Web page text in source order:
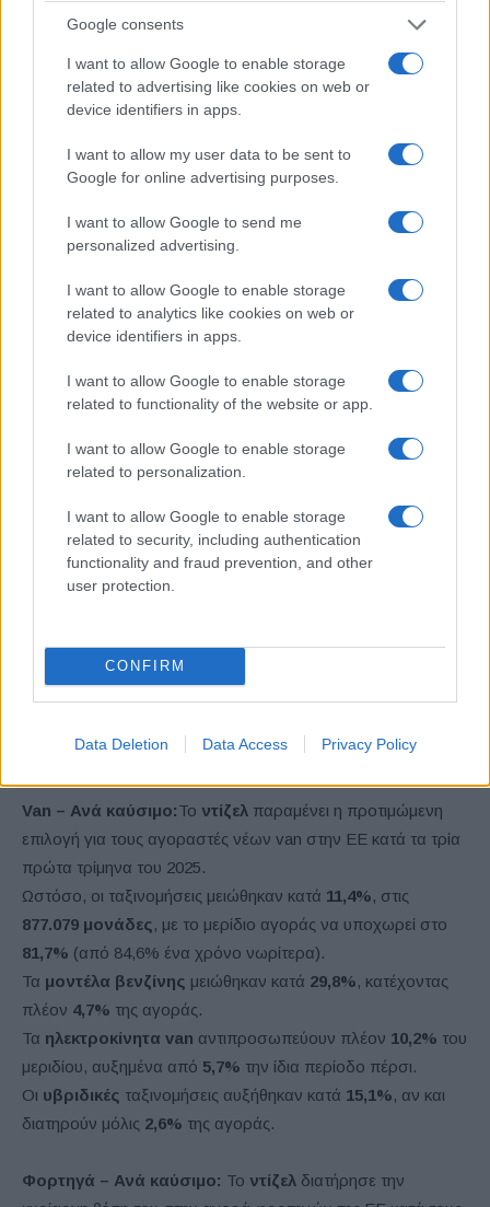
Google consents
I want to allow Google to enable storage
related to advertising like cookies on web or
device identifiers in apps.
I want to allow my user data to be sent to
Google for online advertising purposes.
I want to allow Google to send me
personalized advertising.
I want to allow Google to enable storage
related to analytics like cookies on web or
device identifiers in apps.
I want to allow Google to enable storage
related to functionality of the website or app.
I want to allow Google to enable storage
related to personalization.
I want to allow Google to enable storage
related to security, including authentication
functionality and fraud prevention, and other
user protection.
CONFIRM
Data Deletion Data Access Privacy Policy
Φορτηγά:
μειώθηκαν επίσης κατά9,8%, φθάνοντας συνολικά τις
225.483 μονάδες.
Η πτώση αυτή οφείλεται κυρίως στη μείωση κατά
ταξινομήσεων βαρέων φορτηγών και κατά13,5% της
ζήτησης για μεσαία φορτηγά. Όλες οι μεγάλες αγορές
-17,9%) και τη
-13,4% ) να καταγράφουν διψήφιες μειώσεις.
Λεωφορεία:Αντίθετα, οι νέες ταξινομήσεις λεωφορείων
στην ΕΕ αυξήθηκαν κατά3,6%μέχρι το τέλος του γ΄
τριμήνου του 2025, φθάνοντας συνολικά τις
μονάδες.
Μεταξύ των μεγάλων αγορών, την αύξηση οδήγησαν η
), ενώ ηΙταλία
), η Ισπανία -11,3% Γαλλία -4,5%)
Van – Ανά καύσιμο:Το ντίζελ παραμένει η προτιμώμενη
επιλογή για τους αγοραστές νέων van στην ΕΕ κατά τα τρία
πρώτα τρίμηνα του 2025.
Ωστόσο, οι ταξινομήσεις μειώθηκαν κατά 11,4%, στις
877.079 μονάδες , με το μερίδιο αγοράς να υποχωρεί στο
81,7% (από 84,6% ένα χρόνο νωρίτερα).
Τα μοντέλα βενζίνης μειώθηκαν κατά 29,8%, κατέχοντας
πλέον 4,7% της αγοράς.
Τα ηλεκτροκίνητα van αντιπροσωπεύουν πλέον 10,2% του
μεριδίου, αυξημένα από 5,7% την ίδια περίοδο πέρσι.
Οι υβριδικές ταξινομήσεις αυξήθηκαν κατά 15,1%, αν και
διατηρούν μόλις 2,6% της αγοράς.
Φορτηγά – Ανά καύσιμο: Το ντίζελ διατήρησε την